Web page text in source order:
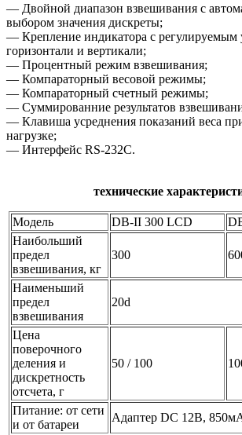
— Двойной диапазон взвешивания с
выбором значения дискреты;
— Крепление индикатора с регулируемым
горизонтали и вертикали;
— Процентный режим взвешивания;
— Компараторный весовой режимы;
— Компараторный счетный режимы;
— Суммированние результатов
— Клавиша усреднения показаний веса
нагрузке;
— Интерфейс RS-232C.
технические
Модель DB-II 300 LCD
Наибольший
предел
взвешивания, кг
300
Наименьший
предел
взвешивания
20d
Цена
поверочного
деления и
дискретность
отсчета, г
50 / 100
Питание: от сети
и от батареи
Адаптер DC 12В,